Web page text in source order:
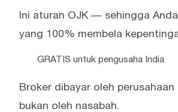
Ini aturan OJK — sehingga Anda
yang 100% membela
GRATIS untuk pengusaha India
Broker dibayar oleh perusahaan
bukan oleh nasabah.